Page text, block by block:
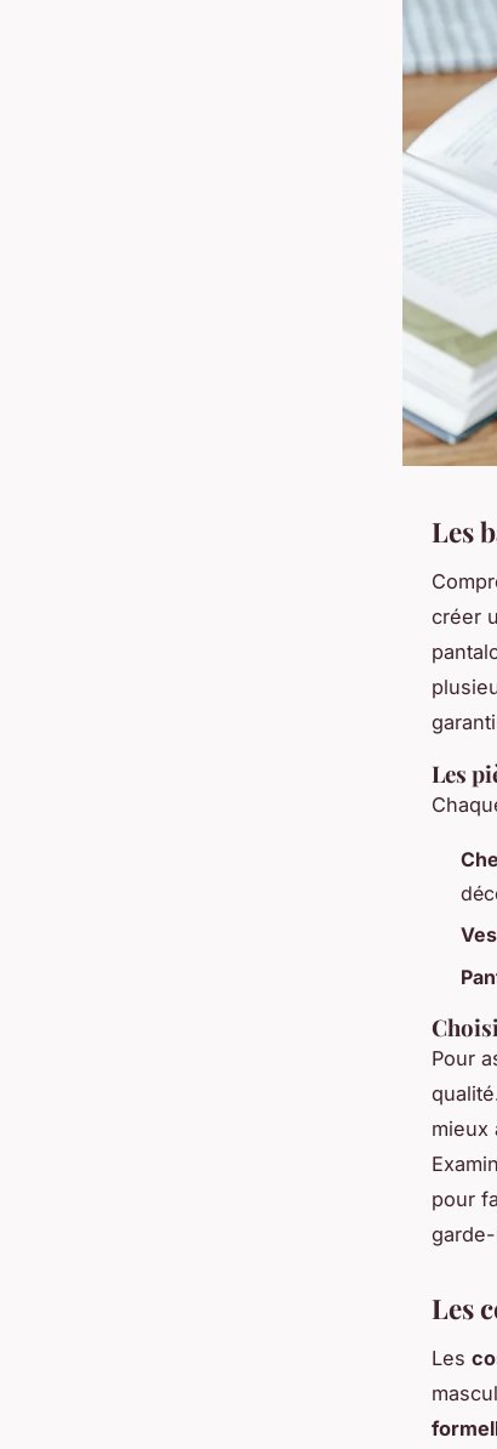
Les
créer
Les
Pour
mieux
pour
Les
Les